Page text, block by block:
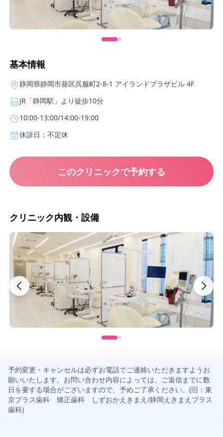
基本情報
静岡県静岡市葵区呉服町2-8-1 アイランドプラザビル 4F
JR「静岡駅」より徒歩10分
10:00-13:00/14:00-19:00
休診日：不定休
このクリニックで予約する
クリニック内観・設備
予約変更・キャンセルは必ずお電話でご連絡いただきますようお
願いいたします。お問い合わせ内容によっては、ご返信までに数
日を要する場合がございますので、予めご了承ください。(旧：東
京プラス歯科 矯正歯科 しずおかえきまえ/静岡えきまえプラス
歯科)